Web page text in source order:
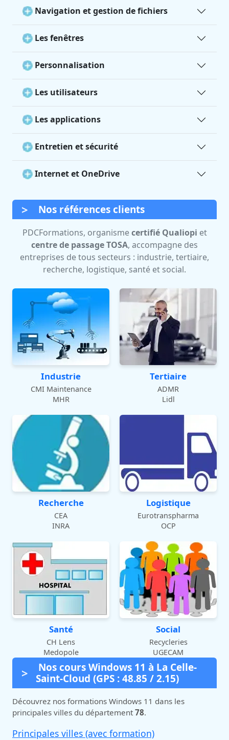
Navigation et gestion de fichiers
Les fenêtres
Personnalisation
Les utilisateurs
Les applications
Entretien et sécurité
Internet et OneDrive
Nos références clients
PDCFormations, organismecertifié Qualiopi et
centre de passage TOSA, accompagne des
entreprises de tous secteurs : industrie, tertiaire,
recherche, logistique, santé et social.
Industrie
CMI Maintenance
MHR
Tertiaire
ADMR
Lidl
Recherche
CEA
INRA
Logistique
Eurotranspharma
OCP
Santé
CH Lens
Medopole
Social
Recycleries
UGECAM
Nos cours Windows 11 à La Celle-
Saint-Cloud (GPS : 48.85 / 2.15)
Découvrez nos formations Windows 11 dans les
principales villes du département 78.
Principales villes (avec formation)